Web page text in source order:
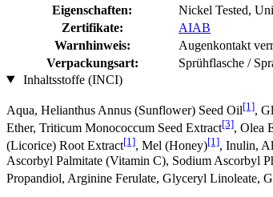
Eigenschaften:
Nickel Tested,
Zertifikate:
AIAB
Warnhinweis:
Augenkontakt
Verpackungsart:
Sprühflasche /
Inhaltsstoffe (INCI)
Aqua, Helianthus Annus (Sunflower) Seed Oil[1],
Ether, Triticum Monococcum Seed Extract[3], Olea
(Licorice) Root Extract[1], Mel (Honey)[1], Inulin,
Ascorbyl Palmitate (Vitamin C), Sodium Ascorbyl
Propandiol, Arginine Ferulate, Glyceryl Linoleate,